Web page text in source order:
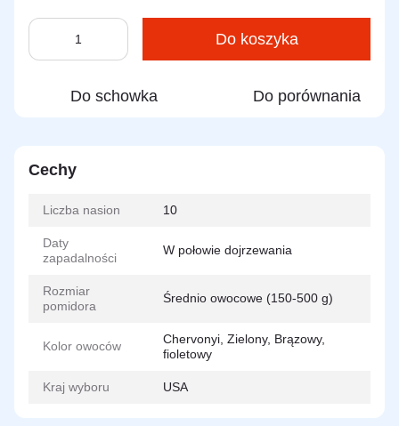
Do koszyka
Do schowka Do porównania
Cechy
Liczba nasion 10
Daty
zapadalności
W połowie dojrzewania
Rozmiar
pomidora
Średnio owocowe (150-500 g)
Kolor owoców
Chervonyi, Zielony, Brązowy,
fioletowy
Kraj wyboru USA